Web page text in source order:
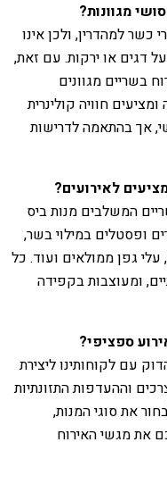
מגוונות?
כשר למהדרין, ולכן אינו
דגים או ירקות. עם זאת,
בשריים מגוונים
חוויה קולינרית
אך בהתאמה לדרישות
לאירועים?
המשלבים מנות ביס
ופסטלים במילוי בשר,
עלי גפן ממולאים ועוד. כל
ומעוצבות בקפידה
ספציפי?
עם לקוחותינו ליצירת
וההעדפות התזונתיות
את סוגי המנות,
את מגשי האירוח